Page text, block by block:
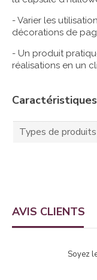
- Varier les
décorations de
- Un produit
réalisations en un
Caractéristiques
Types de produits
AVIS CLIENTS
Soyez